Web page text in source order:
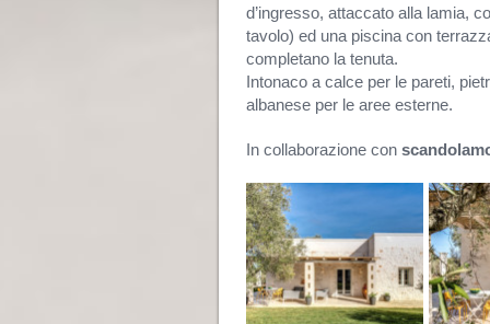
d’ingresso, attaccato alla lamia,
tavolo) ed una piscina con
completano la tenuta.
Intonaco a calce per le pareti,
albanese per le aree esterne.
In collaborazione con